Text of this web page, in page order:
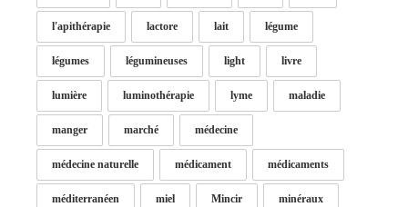
l'apithérapie lactore lait légume
légumes légumineuses light livre
lumière luminothérapie lyme maladie
manger marché médecine
médecine naturelle médicament médicaments
méditerranéen miel Mincir minéraux